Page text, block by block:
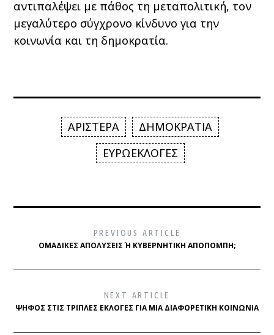
αντιπαλέψει με πάθος τη μεταπολιτική, τον
μεγαλύτερο σύγχρονο κίνδυνο για την
κοινωνία και τη δημοκρατία.
ΑΡΙΣΤΕΡΑ
ΔΗΜΟΚΡΑΤΙΑ
ΕΥΡΩΕΚΛΟΓΕΣ
PREVIOUS ARTICLE
ΟΜΑΔΙΚΈΣ ΑΠΟΛΎΣΕΙΣ Ή ΚΥΒΕΡΝΗΤΙΚΉ ΑΠΟΠΟΜΠΉ;
NEXT ARTICLE
ΨΉΦΟΣ ΣΤΙΣ ΤΡΙΠΛΈΣ ΕΚΛΟΓΈΣ ΓΙΑ ΜΙΑ ΔΙΑΦΟΡΕΤΙΚΉ ΚΟΙΝΩΝΊΑ